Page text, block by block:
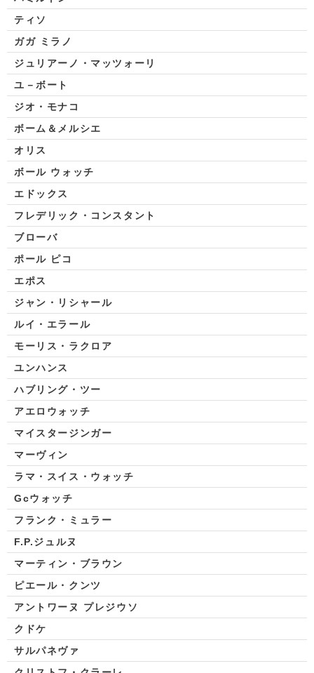
ティソ
ガガ ミラノ
ジュリアーノ・マッツォーリ
ユ－ボート
ジオ・モナコ
ボーム＆メルシエ
オリス
ボール ウォッチ
エドックス
フレデリック・コンスタント
ブローバ
ポール ピコ
エポス
ジャン・リシャール
ルイ・エラール
モーリス・ラクロア
ユンハンス
ハブリング・ツー
アエロウォッチ
マイスタージンガー
マーヴィン
ラマ・スイス・ウォッチ
Gcウォッチ
フランク・ミュラー
F.P.ジュルヌ
マーティン・ブラウン
ピエール・クンツ
アントワーヌ プレジウソ
クドケ
サルパネヴァ